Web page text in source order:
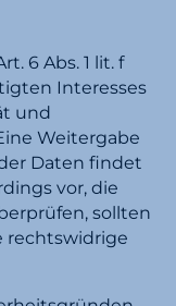
6 Abs. 1 lit. f
Interesses
und
Weitergabe
Daten findet
vor, die
sollten
rechtswidrige